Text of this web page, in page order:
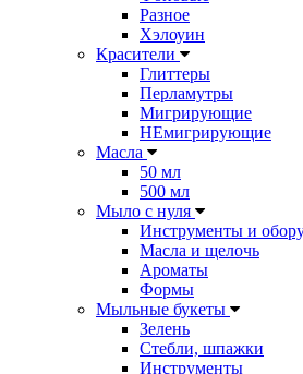
Разное
Хэлоуин
Красители
Глиттеры
Перламутры
Мигрирующие
НЕмигрирующие
Масла
50 мл
500 мл
Мыло с нуля
Инструменты и
Масла и щелочь
Ароматы
Формы
Мыльные букеты
Зелень
Стебли, шпажки
Инструменты